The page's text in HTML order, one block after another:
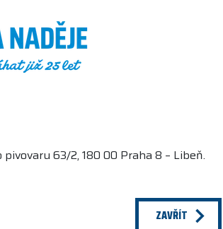
63/2, 180 00 Praha 8 – Libeň.
ZAVŘÍT